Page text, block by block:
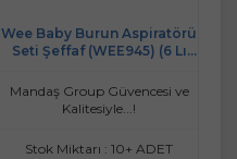
Wee Baby Burun Aspiratörü
Seti Şeffaf (WEE945) (6 Lı
Mandaş Group Güvencesi ve
Kalitesiyle...!
Stok Miktarı : 10+ ADET